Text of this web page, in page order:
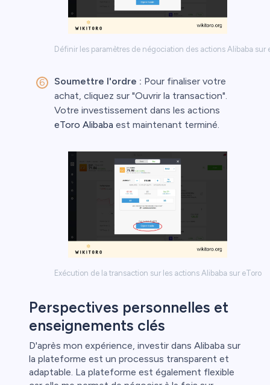
Définir les paramètres de négociation des actions Alibaba sur
Soumettre l'ordre : Pour finaliser votre
achat, cliquez sur "Ouvrir la transaction".
Votre investissement dans les actions
eToro Alibaba est maintenant terminé.
Exécution de la transaction sur les actions Alibaba sur eToro
Perspectives personnelles et
enseignements clés
D'après mon expérience, investir dans Alibaba sur
la plateforme est un processus transparent et
adaptable. La plateforme est également flexible